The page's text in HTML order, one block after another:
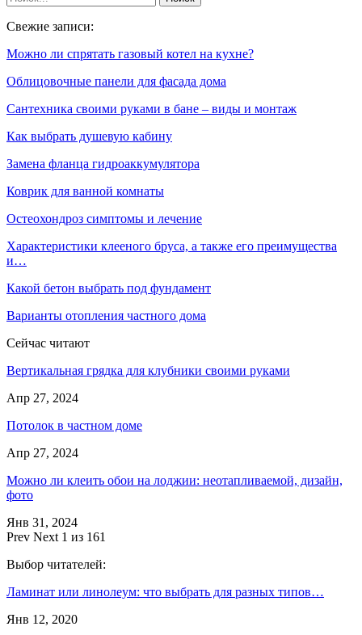
Свежие записи:
Можно ли спрятать газовый котел на кухне?
Облицовочные панели для фасада дома
Сантехника своими руками в бане – виды и монтаж
Как выбрать душевую кабину
Замена фланца гидроаккумулятора
Коврик для ванной комнаты
Остеохондроз симптомы и лечение
Характеристики клееного бруса, а также его преимущества
и…
Какой бетон выбрать под фундамент
Варианты отопления частного дома
Сейчас читают
Вертикальная грядка для клубники своими руками
Апр 27, 2024
Потолок в частном доме
Апр 27, 2024
Можно ли клеить обои на лоджии: неотапливаемой, дизайн,
фото
Янв 31, 2024
Prev Next 1 из 161
Выбор читателей:
Ламинат или линолеум: что выбрать для разных типов…
Янв 12, 2020